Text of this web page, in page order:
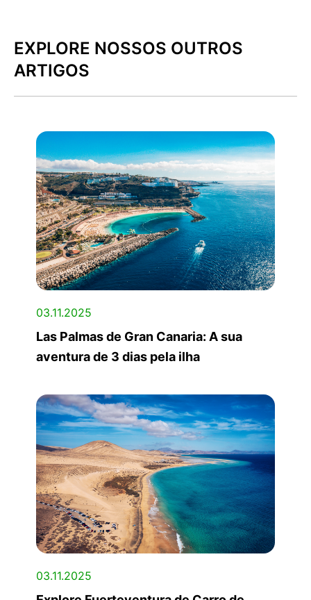
EXPLORE NOSSOS OUTROS
ARTIGOS
03.11.2025
Las Palmas de Gran Canaria: A sua
aventura de 3 dias pela ilha
03.11.2025